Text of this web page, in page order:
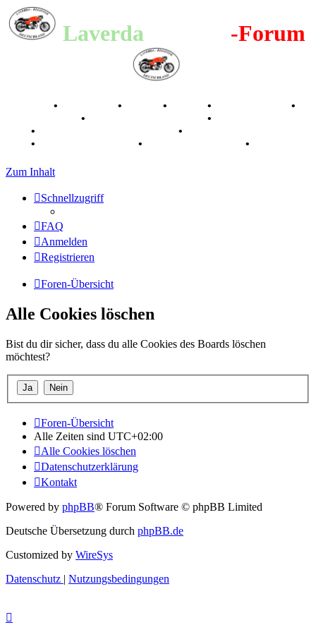
Laverda -Forum
• • • •
•
• •
• •
• • •
Zum Inhalt
Schnellzugriff
FAQ
Anmelden
Registrieren
Foren-Übersicht
Alle Cookies löschen
Bist du dir sicher, dass du alle Cookies des Boards löschen
möchtest?
Foren-Übersicht
Alle Zeiten sind UTC+02:00
Alle Cookies löschen
Datenschutzerklärung
Kontakt
Powered by phpBB® Forum Software © phpBB Limited
Deutsche Übersetzung durch phpBB.de
Customized by WireSys
Datenschutz | Nutzungsbedingungen